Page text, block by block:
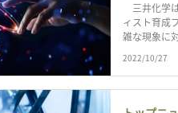
三井化学
ィスト育成
雑な現象に
2022/10/27